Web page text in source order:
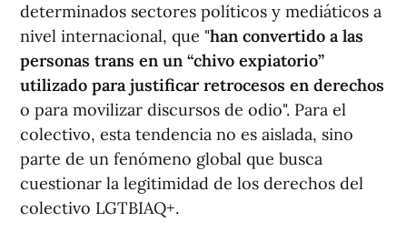
determinados sectores políticos y mediáticos a
nivel internacional, que "han convertido a las
personas trans en un “chivo expiatorio”
utilizado para justificar retrocesos en derechos
o para movilizar discursos de odio". Para el
colectivo, esta tendencia no es aislada, sino
parte de un fenómeno global que busca
cuestionar la legitimidad de los derechos del
colectivo LGTBIAQ+.